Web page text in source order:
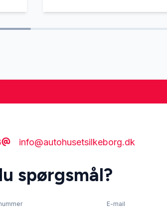
info@autohusetsilkeborg.dk
spørgsmål?
E-mail